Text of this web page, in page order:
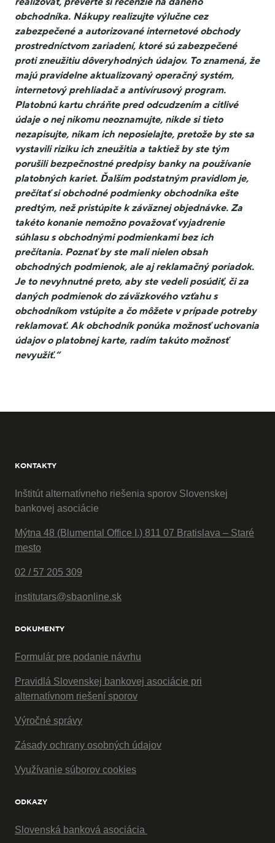
obchodníka. Nákupy realizujte výlučne cez
zabezpečené a autorizované internetové obchody
prostredníctvom zariadení, ktoré sú zabezpečené
proti zneužitiu dôveryhodných údajov. To znamená, že
majú pravidelne aktualizovaný operačný systém,
internetový prehliadač a antivírusový program.
Platobnú kartu chráňte pred odcudzením a citlivé
údaje o nej nikomu neoznamujte, nikde si tieto
nezapisujte, nikam ich neposielajte, pretože by ste sa
vystavili riziku ich zneužitia a taktiež by ste tým
porušili bezpečnostné predpisy banky na používanie
platobných kariet. Ďalším podstatným pravidlom je,
prečítať si obchodné podmienky obchodníka ešte
predtým, než pristúpite k záväznej objednávke. Za
takéto konanie nemožno považovať vyjadrenie
súhlasu s obchodnými podmienkami bez ich
prečítania. Poznať by ste mali nielen obsah
obchodných podmienok, ale aj reklamačný poriadok.
Je to nevyhnutné preto, aby ste vedeli posúdiť, či za
daných podmienok do záväzkového vzťahu s
obchodníkom vstúpite a čo môžete v prípade potreby
reklamovať. Ak obchodník ponúka možnosť uchovania
údajov o platobnej karte, radím takúto možnosť
nevyužiť.“
KONTAKTY
Inštitút alternatívneho riešenia sporov Slovenskej
bankovej asociácie
Mýtna 48 (Blumental Office I.) 811 07 Bratislava – Staré
mesto
02 / 57 205 309
institutars@sbaonline.sk
DOKUMENTY
Formulár pre podanie návrhu
Pravidlá Slovenskej bankovej asociácie pri
alternatívnom riešení sporov
Výročné správy
Zásady ochrany osobných údajov
Využívanie súborov cookies
ODKAZY
Slovenská banková asociácia